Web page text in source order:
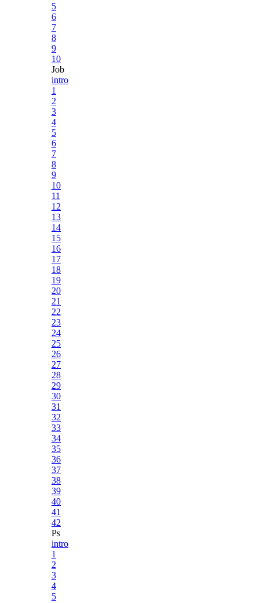
5
6
7
8
9
10
Job
intro
1
2
3
4
5
6
7
8
9
10
11
12
13
14
15
16
17
18
19
20
21
22
23
24
25
26
27
28
29
30
31
32
33
34
35
36
37
38
39
40
41
42
Ps
intro
1
2
3
4
5